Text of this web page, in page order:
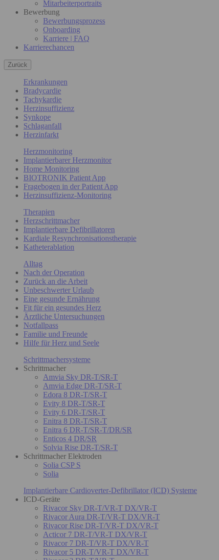
Mitarbeiterportraits
Bewerbung
Bewerbungsprozess
Onboarding
Karriere | FAQ
Karrierechancen
Zurück
Erkrankungen
Bradycardie
Tachykardie
Herzinsuffizienz
Synkope
Schlaganfall
Herzinfarkt
Herzmonitoring
Implantierbarer Herzmonitor
Home Monitoring
BIOTRONIK Patient App
Fragebogen in der Patient App
Herzinsuffizienz-Monitoring
Therapien
Herzschrittmacher
Implantierbare Defibrillatoren
Kardiale Resynchronisationstherapie
Katheterablation
Alltag
Nach der Operation
Zurück an die Arbeit
Unbeschwerter Urlaub
Eine gesunde Ernährung
Fit für ein gesundes Herz
Ärztliche Untersuchungen
Notfallpass
Familie und Freunde
Hilfe für Herz und Seele
Schrittmachersysteme
Schrittmacher
Amvia Sky DR-T/SR-T
Amvia Edge DR-T/SR-T
Edora 8 DR-T/SR-T
Evity 8 DR-T/SR-T
Evity 6 DR-T/SR-T
Enitra 8 DR-T/SR-T
Enitra 6 DR-T/SR-T/DR/SR
Enticos 4 DR/SR
Solvia Rise DR-T/SR-T
Schrittmacher Elektroden
Solia CSP S
Solia
Implantierbare Cardioverter-Defibrillator (ICD) Systeme
ICD-Geräte
Rivacor Sky DR-T/VR-T DX/VR-T
Rivacor Aura DR-T/VR-T DX/VR-T
Rivacor Rise DR-T/VR-T DX/VR-T
Acticor 7 DR-T/VR-T DX/VR-T
Rivacor 7 DR-T/VR-T DX/VR-T
Rivacor 5 DR-T/VR-T DX/VR-T